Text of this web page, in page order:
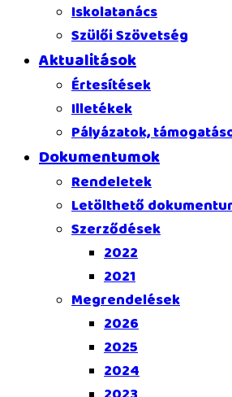
Iskolatanács
Szülői Szövetség
Aktualitások
Értesítések
Illetékek
Pályázatok,
Dokumentumok
Rendeletek
Letölthető
Szerződések
2022
2021
Megrendelések
2026
2025
2024